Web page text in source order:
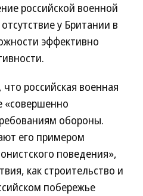
российской военной
у Британии в
эффективно
российская военная
«совершенно
обороны.
его примером
поведения»,
как строительство и
побережье